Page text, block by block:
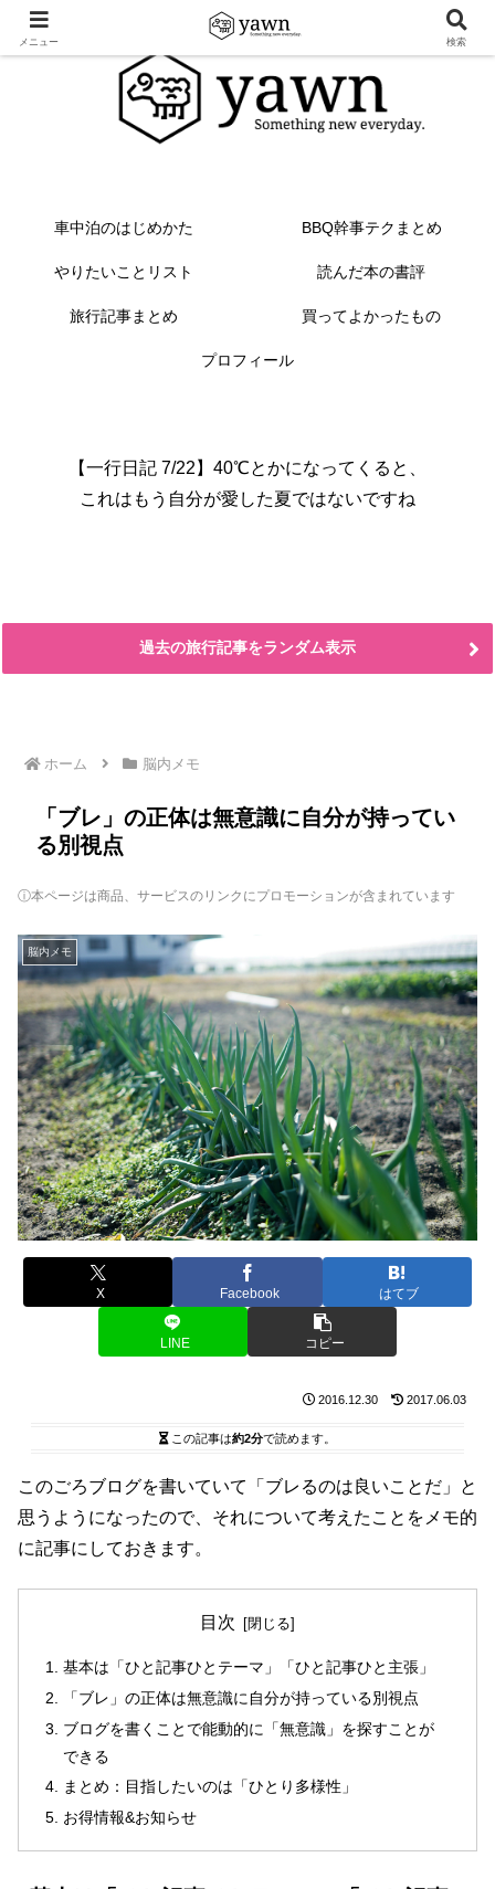
車中泊のはじめかた BBQ幹事テクまとめ
やりたいことリスト 読んだ本の書評
旅行記事まとめ 買ってよかったもの
プロフィール
【一行日記 7/22】40℃とかになってくると、
これはもう自分が愛した夏ではないですね
過去の旅行記事をランダム表示
ホーム 脳内メモ
「ブレ」の正体は無意識に自分が持ってい
る別視点
ⓘ本ページは商品、サービスのリンクにプロモーションが含まれています
脳内メモ
X Facebook はてブ
LINE コピー
2016.12.30 2017.06.03
この記事は約2分で読めます。
このごろブログを書いていて「ブレるのは良いことだ」と
思うようになったので、それについて考えたことをメモ的
に記事にしておきます。
目次
基本は「ひと記事ひとテーマ」「ひと記事ひと主張」
「ブレ」の正体は無意識に自分が持っている別視点
ブログを書くことで能動的に「無意識」を探すことが
できる
まとめ：目指したいのは「ひとり多様性」
お得情報&お知らせ
メニュー 検索